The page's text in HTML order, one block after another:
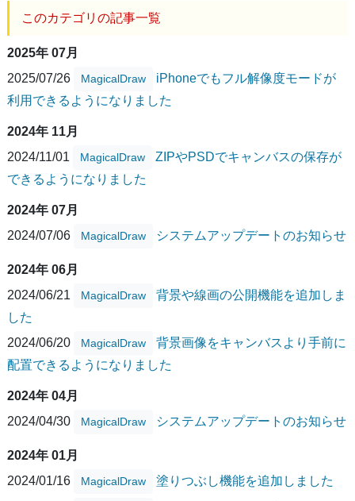
このカテゴリの記事一覧
2025年 07月
2025/07/26
MagicalDraw
iPhoneでもフル解像度モードが
利用できるようになりました
2024年 11月
2024/11/01
MagicalDraw
ZIPやPSDでキャンバスの保存が
できるようになりました
2024年 07月
2024/07/06
MagicalDraw システムアップデートのお知らせ
2024年 06月
2024/06/21
MagicalDraw
背景や線画の公開機能を追加しま
した
2024/06/20
MagicalDraw
背景画像をキャンバスより手前に
配置できるようになりました
2024年 04月
2024/04/30
MagicalDraw システムアップデートのお知らせ
2024年 01月
2024/01/16
MagicalDraw 塗りつぶし機能を追加しました